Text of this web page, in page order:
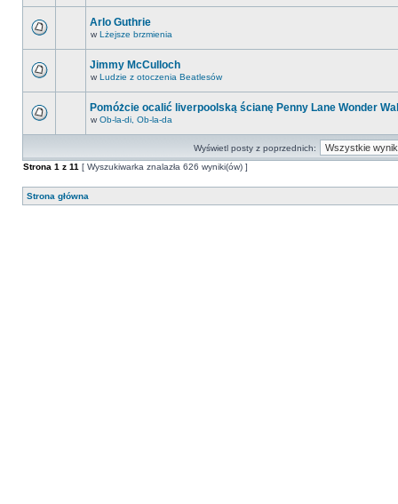
Arlo Guthrie
w Lżejsze brzmienia
Jimmy McCulloch
w Ludzie z otoczenia Beatlesów
Pomóżcie ocalić liverpoolską ścianę Penny Lane Wonder
w Ob-la-di, Ob-la-da
Wyświetl posty z poprzednich:
Strona 1 z 11 [ Wyszukiwarka znalazła 626 wyniki(ów) ]
Strona główna